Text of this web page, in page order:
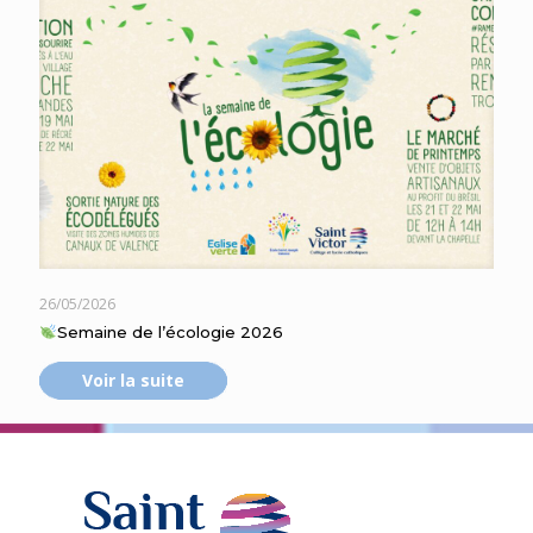
26/05/2026
Semaine de l’écologie 2026
Voir la suite